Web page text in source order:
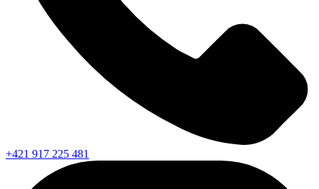
+421 917 225 481